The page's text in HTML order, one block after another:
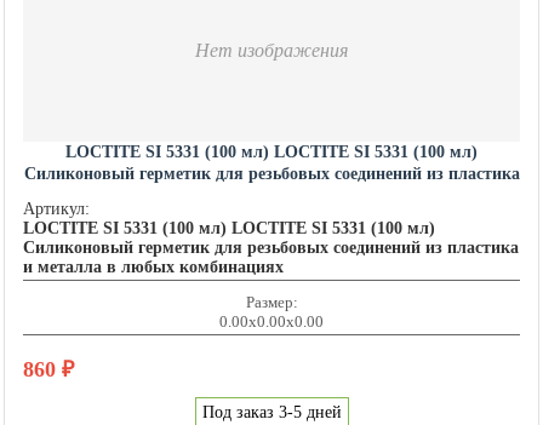
Нет изображения
LOCTITE SI 5331 (100 мл) LOCTITE SI 5331 (100 мл)
Силиконовый герметик для резьбовых соединений из пластика
Артикул:
LOCTITE SI 5331 (100 мл) LOCTITE SI 5331 (100 мл)
Силиконовый герметик для резьбовых соединений из пластика
и металла в любых комбинациях
Размер:
0.00x0.00x0.00
860 ₽
Под заказ 3-5 дней